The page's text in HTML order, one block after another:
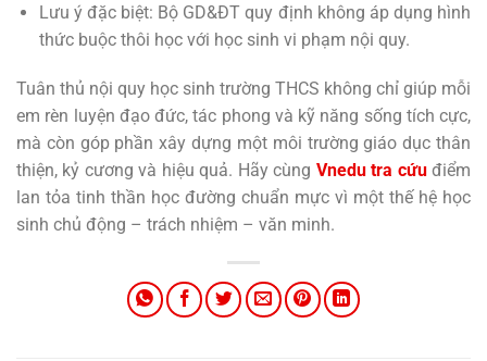
Lưu ý đặc biệt: Bộ GD&ĐT quy định không áp dụng hình
thức buộc thôi học với học sinh vi phạm nội quy.
Tuân thủ nội quy học sinh trường THCS không chỉ giúp mỗi
em rèn luyện đạo đức, tác phong và kỹ năng sống tích cực,
mà còn góp phần xây dựng một môi trường giáo dục thân
thiện, kỷ cương và hiệu quả. Hãy cùng Vnedu tra cứuđiểm
lan tỏa tinh thần học đường chuẩn mực vì một thế hệ học
sinh chủ động – trách nhiệm – văn minh.